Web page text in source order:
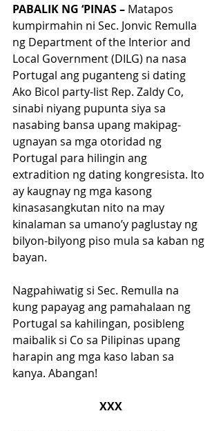
PABALIK NG ‘PINAS – Matapos
kumpirmahin ni Sec. Jonvic Remulla
ng Department of the Interior and
Local Government (DILG) na nasa
Portugal ang puganteng si dating
Ako Bicol party-list Rep. Zaldy Co,
sinabi niyang pupunta siya sa
nasabing bansa upang makipag-
ugnayan sa mga otoridad ng
Portugal para hilingin ang
extradition ng dating kongresista. Ito
ay kaugnay ng mga kasong
kinasasangkutan nito na may
kinalaman sa umano’y paglustay ng
bilyon-bilyong piso mula sa kaban ng
bayan.
Nagpahiwatig si Sec. Remulla na
kung papayag ang pamahalaan ng
Portugal sa kahilingan, posibleng
maibalik si Co sa Pilipinas upang
harapin ang mga kaso laban sa
kanya. Abangan!
XXX